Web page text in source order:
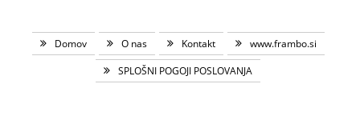
Domov O nas Kontakt
www.frambo.si
SPLOŠNI POGOJI POSLOVANJA